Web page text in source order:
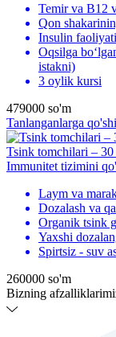
Temir va B12
Qon
Insulin
Oqsilga
istakni)
3 oylik kursi
479000 so'm
Tanlanganlarga
Tsink tomchilari –
Immunitet tizimini
Laym va
Dozalash va
Organik tsink
Yaxshi
Spirtsiz - suv
260000 so'm
Bizning